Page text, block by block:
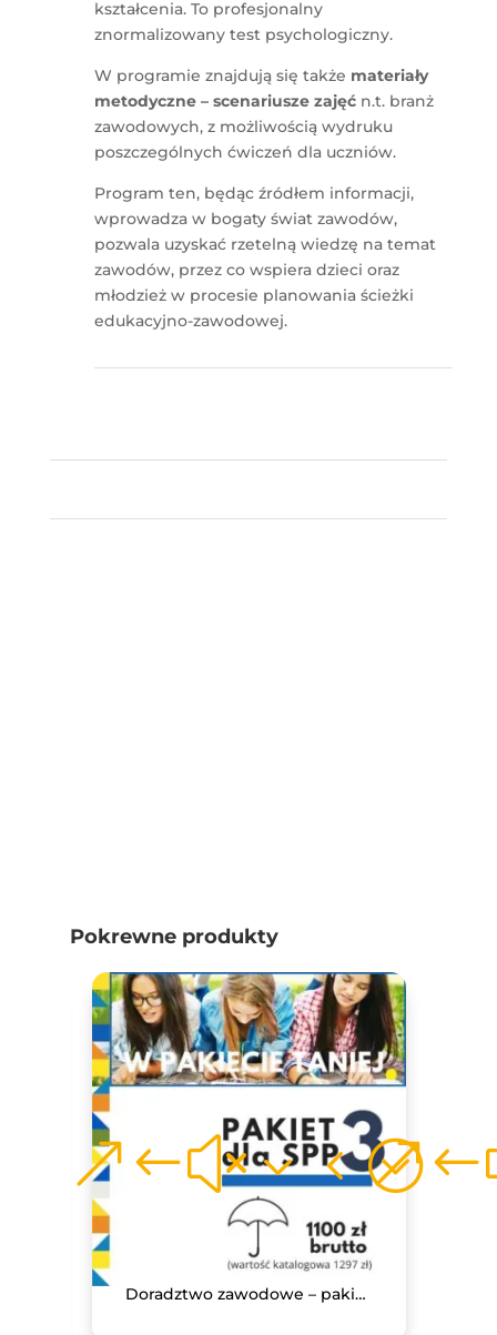
kształcenia. To profesjonalny
znormalizowany test psychologiczny.
W programie znajdują się także materiały
metodyczne – scenariusze zajęć n.t. branż
zawodowych, z możliwością wydruku
poszczególnych ćwiczeń dla uczniów.
Program ten, będąc źródłem informacji,
wprowadza w bogaty świat zawodów,
pozwala uzyskać rzetelną wiedzę na temat
zawodów, przez co wspiera dzieci oraz
młodzież w procesie planowania ścieżki
edukacyjno-zawodowej.
Pokrewne produkty
Doradztwo zawodowe – pakiet 3 dla szkoły ponadpodstawowej